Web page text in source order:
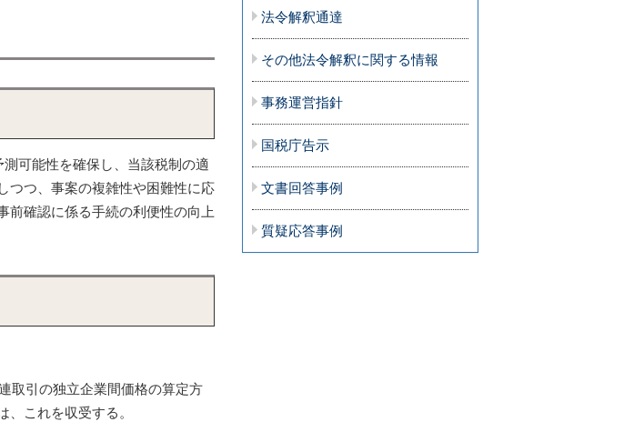
可能性を確保し、当該税制の適
つつ、事案の複雑性や困難性に応
前確認に係る手続の利便性の向上
取引の独立企業間価格の算定方
これを収受する。
法令解釈通達
その他法令解釈に関する情報
事務運営指針
国税庁告示
文書回答事例
質疑応答事例